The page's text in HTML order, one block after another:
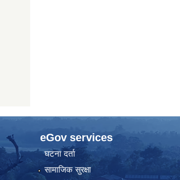
eGov services
घटना दर्ता
सामाजिक सुरक्षा